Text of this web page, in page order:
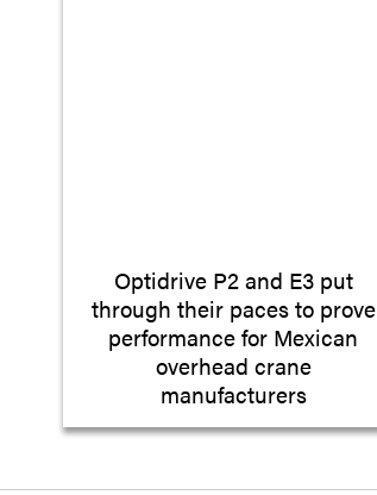
Optidrive P2 and E3 put
through their paces to prove
performance for Mexican
overhead crane
manufacturers